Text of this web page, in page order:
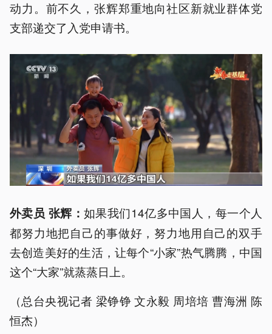
动力。前不久，张辉郑重地向社区新就业群体党
支部递交了入党申请书。
外卖员 张辉： 如果我们14亿多中国人，每一个人
都努力地把自己的事做好，努力地用自己的双手
去创造美好的生活，让每个“小家”热气腾腾，中国
这个“大家”就蒸蒸日上。
（总台央视记者 梁铮铮 文永毅 周培培 曹海洲 陈
恒杰）